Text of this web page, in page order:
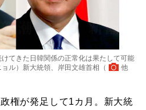
てきた日韓関係の正常化は果たして可能
ル）新大統領、岸田文雄首相（
他
権が発足して1カ月。新大統